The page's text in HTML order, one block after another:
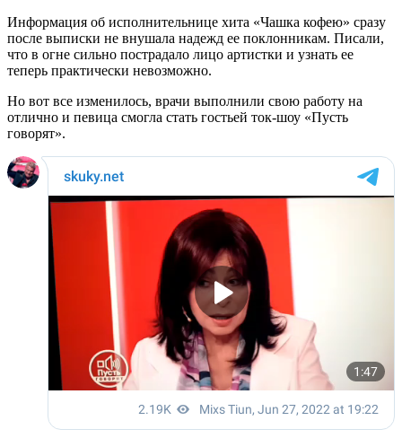
Информация об исполнительнице хита «Чашка кофею» сразу
после выписки не внушала надежд ее поклонникам. Писали,
что в огне сильно пострадало лицо артистки и узнать ее
теперь практически невозможно.
Но вот все изменилось, врачи выполнили свою работу на
отлично и певица смогла стать гостьей ток-шоу «Пусть
говорят».